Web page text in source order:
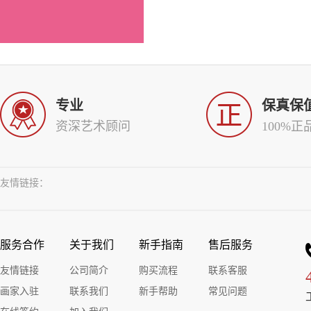
专业
资深艺术顾问
保真保
100%正
友情链接：
服务合作
友情链接
画家入驻
关于我们
公司简介
联系我们
新手指南
购买流程
新手帮助
售后服务
联系客服
常见问题